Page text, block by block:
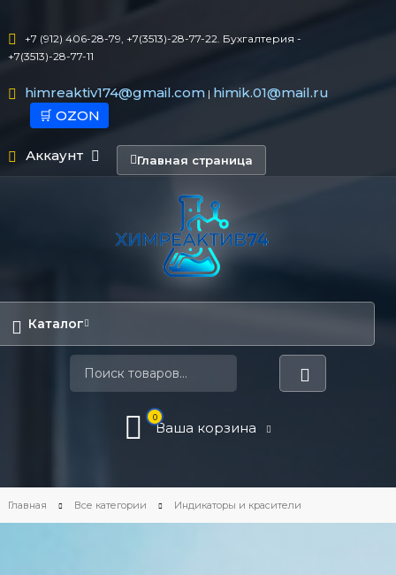
+7 (912) 406-28-79, +7(3513)-28-77-22. Бухгалтерия -
+7(3513)-28-77-11
himreaktiv174@gmail.com| himik.01@mail.ru
🛒 OZON
Аккаунт Главная страница
Каталог
0
Ваша корзина
Главная Все категории Индикаторы и красители